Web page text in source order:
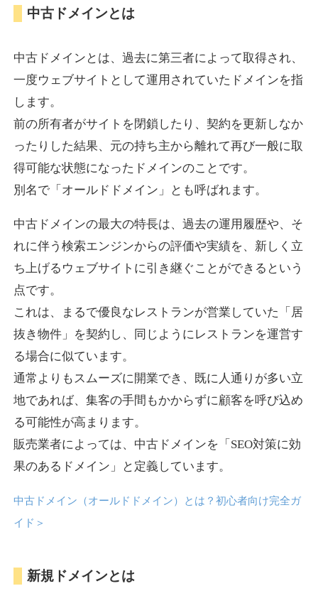
詳細を見る
vrnvroomn.com
ジャンル通販
DA
10,800円 入札 0件
詳細を見る
ジャンルエンターテイメント
37
10,800円
詳細を見る
box-cafe.jp
ジャンル 飲食
DA37 外部リンク数
3,300円 入札 2件
anipani.jp
DA 37 外部リンク数
中古ドメインとは
中古ドメインとは、過去に第三者によって取得され、
一度ウェブサイトとして運用されていたドメインを指
します。
前の所有者がサイトを閉鎖したり、契約を更新しなか
ったりした結果、元の持ち主から離れて再び一般に取
得可能な状態になったドメインのことです。
別名で「オールドドメイン」とも呼ばれます。
中古ドメインの最大の特長は、過去の運用履歴や、そ
れに伴う検索エンジンからの評価や実績を、新しく立
ち上げるウェブサイトに引き継ぐことができるという
点です。
これは、まるで優良なレストランが営業していた「居
抜き物件」を契約し、同じようにレストランを運営す
る場合に似ています。
通常よりもスムーズに開業でき、既に人通りが多い立
地であれば、集客の手間もかからずに顧客を呼び込め
る可能性が高まります。
販売業者によっては、中古ドメインを「SEO対策に効
果のあるドメイン」と定義しています。
中古ドメイン（オールドドメイン）とは？初心者向け完全ガ
イド ＞
新規ドメインとは